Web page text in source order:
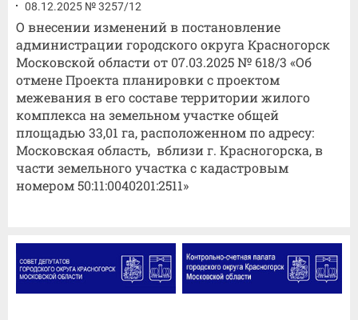
08.12.2025 № 3257/12
О внесении изменений в постановление
администрации городского округа Красногорск
Московской области от 07.03.2025 № 618/3 «Об
отмене Проекта планировки с проектом
межевания в его составе территории жилого
комплекса на земельном участке общей
площадью 33,01 га, расположенном по адресу:
Московская область, вблизи г. Красногорска, в
части земельного участка с кадастровым
номером 50:11:0040201:2511»